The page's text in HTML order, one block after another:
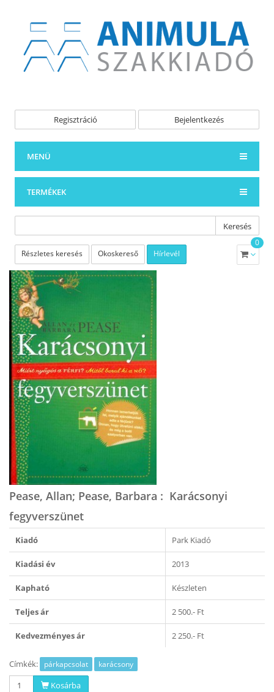
Regisztráció Bejelentkezés
MENÜ
TERMÉKEK
Keresés
Részletes keresés Okoskereső Hírlevél
0
Pease, Allan; Pease, Barbara : Karácsonyi
fegyverszünet
Kiadó Park Kiadó
Kiadási év 2013
Kapható Készleten
Teljes ár 2 500.- Ft
Kedvezményes ár 2 250.- Ft
Címkék: párkapcsolat karácsony
Kosárba